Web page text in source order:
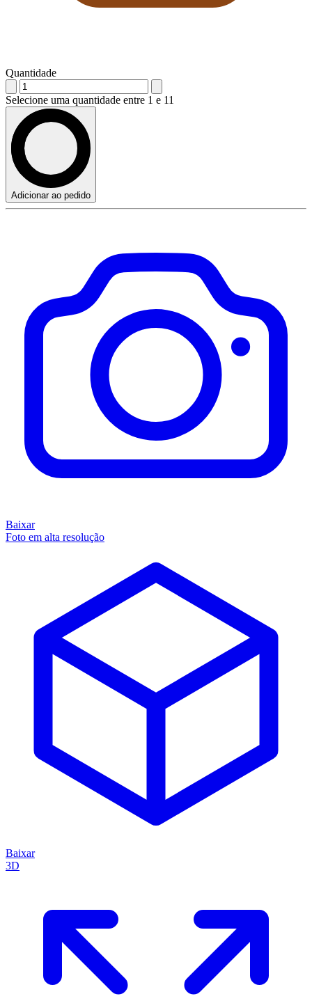
Quantidade
Selecione uma quantidade entre 1 e 11
Adicionar ao pedido
Baixar
Foto em alta resolução
Baixar
3D